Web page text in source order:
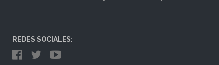
REDES SOCIALES: